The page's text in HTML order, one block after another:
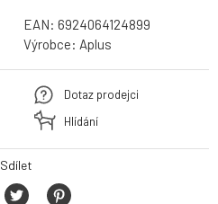
EAN: 6924064124899
Výrobce: Aplus
Dotaz prodejci
Hlídání
Sdílet